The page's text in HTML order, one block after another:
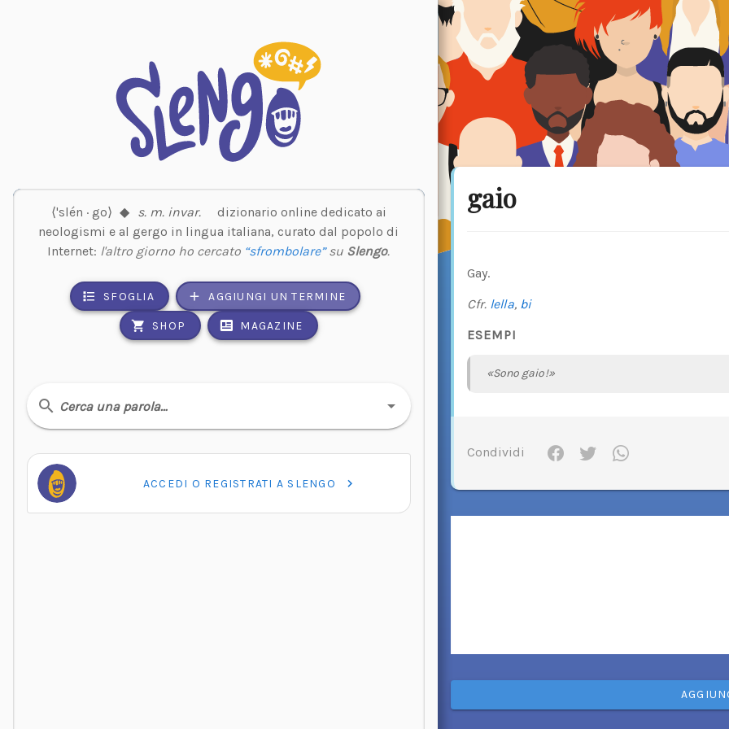
⟨'slén · go⟩ ◆ s. m. invar.
dizionario online dedicato ai
neologismi e al gergo in lingua italiana, curato dal popolo di
Internet: l'altro giorno ho cercato “sfrombolare”su Slengo.
SFOGLIA AGGIUNGI UN TERMINE
SHOP MAGAZINE
Cerca una parola…
ACCEDI O REGISTRATI A SLENGO
gaio
Gay.
Cfr. lella, bi
ESEMPI
«Sono gaio!»
Condividi